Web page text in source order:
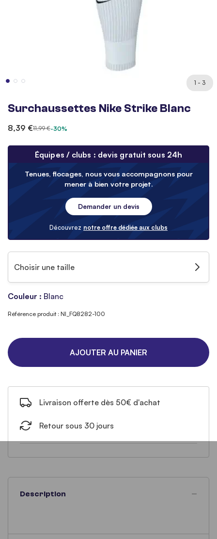
1 - 3
Surchaussettes Nike Strike Blanc
8,39 €11,99 €-30%
Équipes / clubs : devis gratuit sous 24h
Tenues, flocages, nous vous accompagnons pour
mener à bien votre projet.
Demander un devis
Découvrez notre offre dédiée aux clubs
Choisir une taille
Couleur : Blanc
Référence produit : NI_FQ8282-100
AJOUTER AU PANIER
Livraison offerte dès 50€ d'achat
Retour sous 30 jours
Description